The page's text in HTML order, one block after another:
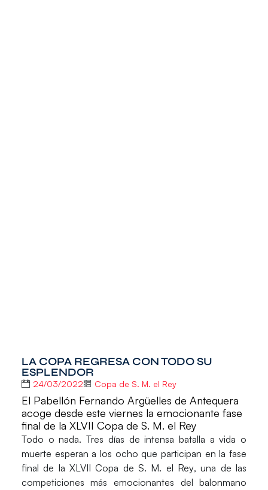
LA COPA REGRESA CON TODO SU
ESPLENDOR
24/03/2022 Copa de S. M. el Rey
El Pabellón Fernando Argüelles de Antequera
acoge desde este viernes la emocionante fase
final de la XLVII Copa de S. M. el Rey
Todo o nada. Tres días de intensa batalla a vida o
muerte esperan a los ocho que participan en la fase
final de la XLVII Copa de S. M. el Rey, una de las
competiciones más emocionantes del balonmano